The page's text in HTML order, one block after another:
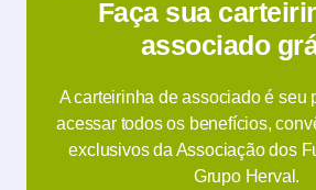
Faça sua
associado
A carteirinha de associado é seu
acessar todos os benefícios,
exclusivos da Associação dos
Grupo Herval.